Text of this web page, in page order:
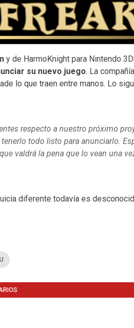
y de HarmoKnight para Nintendo
su nuevo juego. La
lo que traen entre manos. Lo
respecto a nuestro próximo
todo listo para anunciarlo.
valdrá la pena que lo vean una
diferente todavía es